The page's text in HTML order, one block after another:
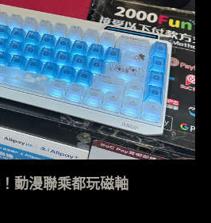
動漫聯乘都玩磁軸